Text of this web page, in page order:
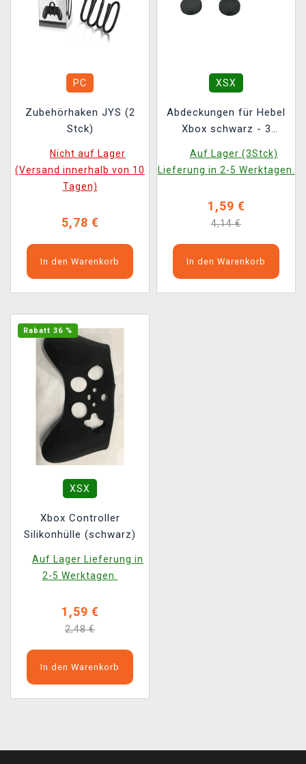
PC
Zubehörhaken JYS (2
Stck)
Nicht auf Lager
(Versand innerhalb von 10
Tagen)
5,78 €
In den Warenkorb
XSX
Abdeckungen für Hebel
Xbox schwarz - 3
Auf Lager (3Stck)
Lieferung in 2-5 Werktagen.
1,59 €
4,14 €
In den Warenkorb
Rabatt 36 %
XSX
Xbox Controller
Silikonhülle (schwarz)
Auf Lager Lieferung in
2-5 Werktagen.
1,59 €
2,48 €
In den Warenkorb